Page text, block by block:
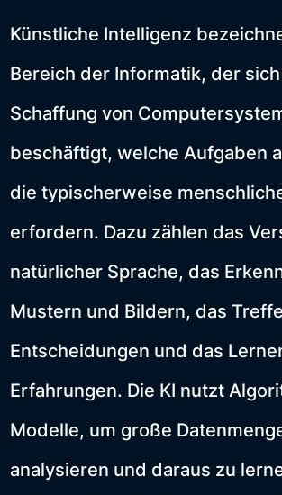
Künstliche Intelligenz
Bereich der Informatik, der
Schaffung von
beschäftigt, welche Aufgaben
die typischerweise
erfordern. Dazu zählen das
natürlicher Sprache, das
Mustern und Bildern, das
Entscheidungen und das
Erfahrungen. Die KI nutzt
Modelle, um große
analysieren und daraus zu